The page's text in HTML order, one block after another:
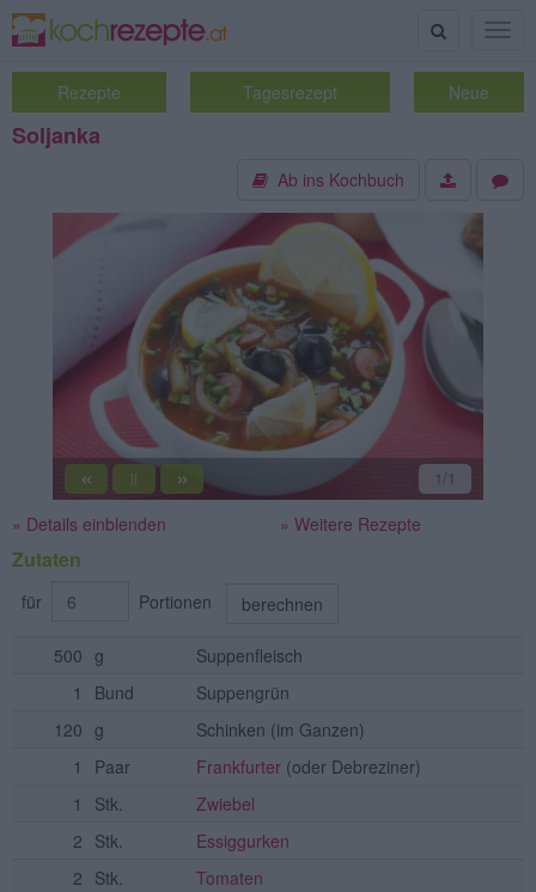
Suche
Rezepte Tagesrezept Neue
Soljanka
Ab ins Kochbuch
« || » 1/1
» Details einblenden » Weitere Rezepte
Zutaten
für Portionen berechnen
500 g
Suppenfleisch
1
Bund
Suppengrün
120 g Schinken (im Ganzen)
1
Paar Frankfurter (oder Debreziner)
1
Stk.
Zwiebel
2 Stk.
Essiggurken
2 Stk.
Tomaten